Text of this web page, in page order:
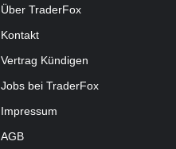
Über TraderFox
Kontakt
Vertrag Kündigen
Jobs bei TraderFox
Impressum
AGB